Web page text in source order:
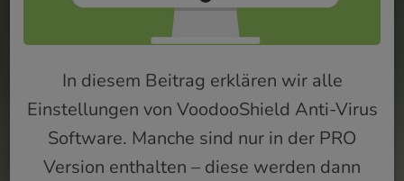
In diesem Beitrag erklären wir alle
Einstellungen von VoodooShield Anti-Virus
Software. Manche sind nur in der PRO
Version enthalten – diese werden dann